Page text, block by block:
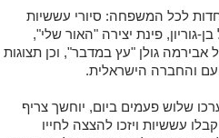
לכל המשפחה: סיורי עששיות
גוריון, פינת יצירה "האור שלי",
גולן "עץ במדבר", וכן תצוגות
והחברה הישראלית.
שלוש פעמים ביום, יוחשך צריף
עששיות ויזכו להצצה לחייו